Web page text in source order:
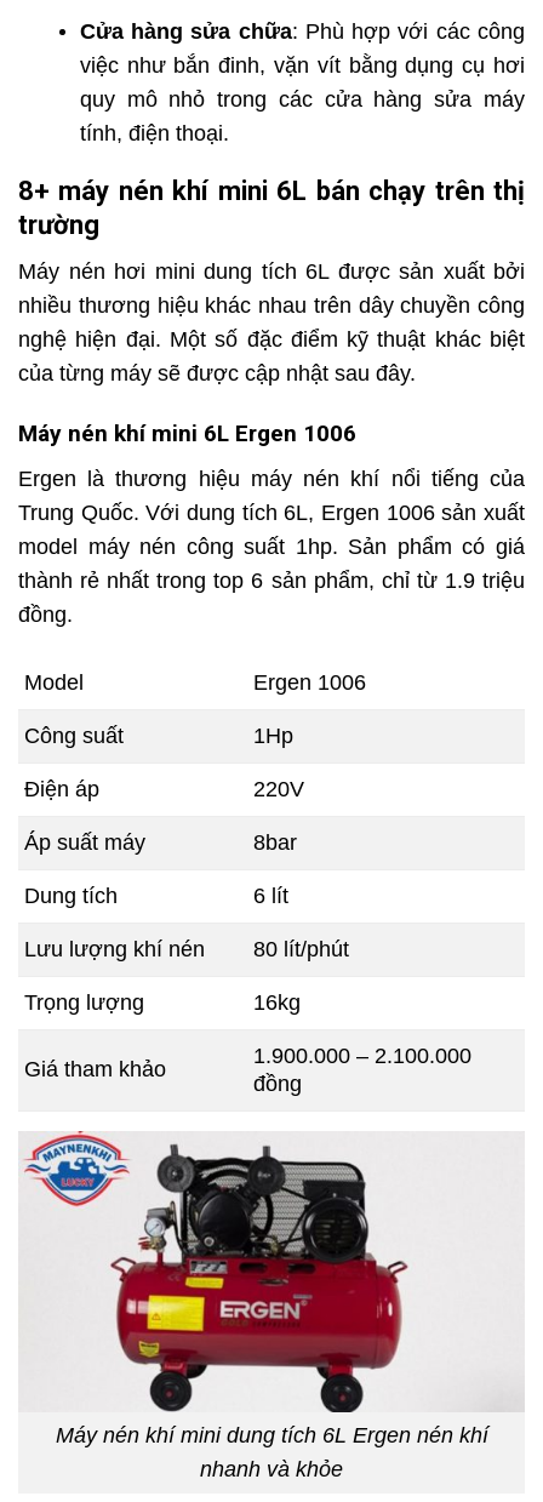
Cửa hàng sửa chữa: Phù hợp với các công
việc như bắn đinh, vặn vít bằng dụng cụ hơi
quy mô nhỏ trong các cửa hàng sửa máy
tính, điện thoại.
8+ máy nén khí mini 6L bán chạy trên thị
trường
Máy nén hơi mini dung tích 6L được sản xuất bởi
nhiều thương hiệu khác nhau trên dây chuyền công
nghệ hiện đại. Một số đặc điểm kỹ thuật khác biệt
của từng máy sẽ được cập nhật sau đây.
Máy nén khí mini 6L Ergen 1006
Ergen là thương hiệu máy nén khí nổi tiếng của
Trung Quốc. Với dung tích 6L, Ergen 1006 sản xuất
model máy nén công suất 1hp. Sản phẩm có giá
thành rẻ nhất trong top 6 sản phẩm, chỉ từ 1.9 triệu
đồng.
Model Ergen 1006
Công suất 1Hp
Điện áp 220V
Áp suất máy 8bar
Dung tích 6 lít
Lưu lượng khí nén 80 lít/phút
Trọng lượng 16kg
Giá tham khảo
1.900.000 – 2.100.000
đồng
Máy nén khí mini dung tích 6L Ergen nén khí
nhanh và khỏe